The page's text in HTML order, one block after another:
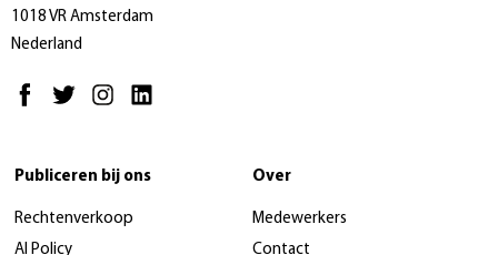
1018 VR Amsterdam
Nederland
Publiceren bij ons
Rechtenverkoop
AI Policy
Over
Medewerkers
Contact